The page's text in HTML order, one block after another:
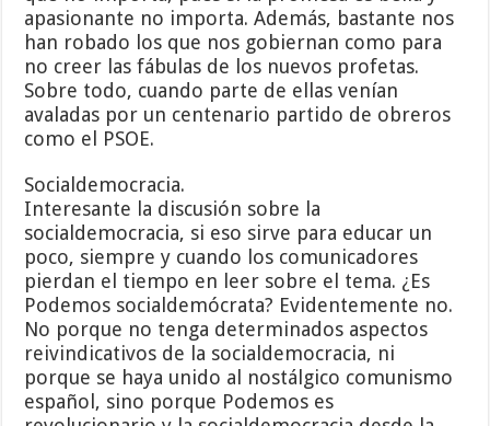
apasionante no importa. Además, bastante nos
han robado los que nos gobiernan como para
no creer las fábulas de los nuevos profetas.
Sobre todo, cuando parte de ellas venían
avaladas por un centenario partido de obreros
como el PSOE.
Socialdemocracia.
Interesante la discusión sobre la
socialdemocracia, si eso sirve para educar un
poco, siempre y cuando los comunicadores
pierdan el tiempo en leer sobre el tema. ¿Es
Podemos socialdemócrata? Evidentemente no.
No porque no tenga determinados aspectos
reivindicativos de la socialdemocracia, ni
porque se haya unido al nostálgico comunismo
español, sino porque Podemos es